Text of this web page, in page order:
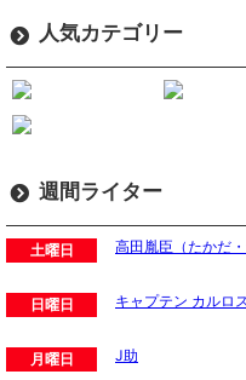
人気カテゴリー
週間ライター
土曜日 高田胤臣（たかだ・
日曜日 キャプテン カルロ
月曜日 J助